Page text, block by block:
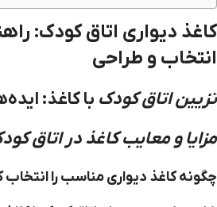
کاغذ دیواری اتاق کودک:
انتخاب و طراحی
تزیین اتاق کودک با کاغذ:
مزایا و معایب کاغذ در اتاق
چگونه کاغذ دیواری مناسب را انتخاب